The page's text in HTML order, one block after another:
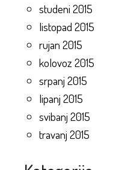
studeni 2015
listopad 2015
rujan 2015
kolovoz 2015
srpanj 2015
lipanj 2015
svibanj 2015
travanj 2015